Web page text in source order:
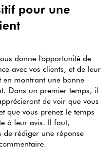
pour une
donne l'opportunité de
avec vos clients, et de leur
en montrant une bonne
Dans un premier temps, il
de voir que vous
que vous prenez le temps
à leur avis. Il faut,
de rédiger une réponse